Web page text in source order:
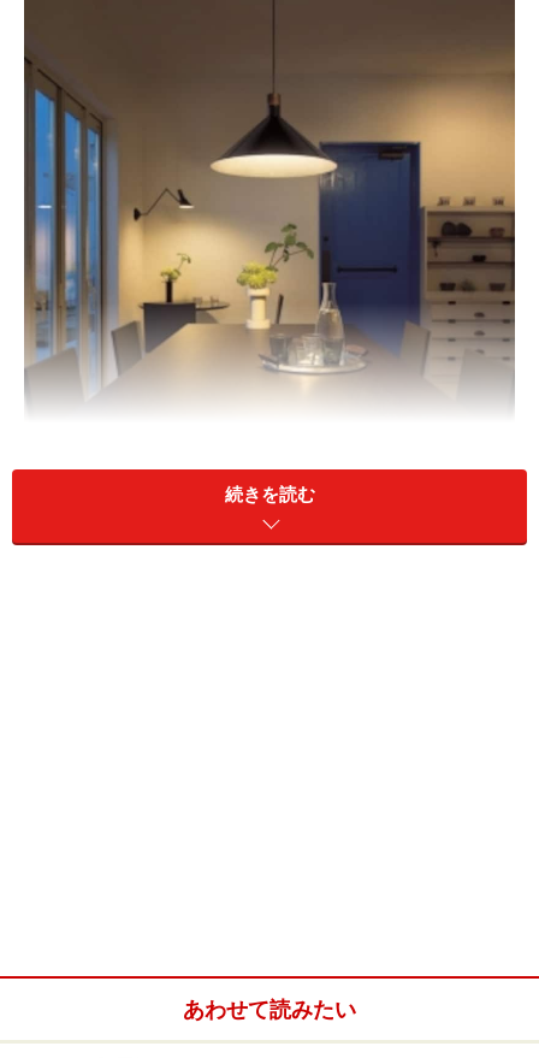
LED照明には、光の波長をコントロールし、太陽光のような
表現力をもつあかりもあります。素材本来の質感や透明感を
再現するので、いつもの料理も一段とおいしく見えそう。
という声を聞きます。また、キッチンでは「食材の色や
鮮度を判断しにくい」、ダイニングでは「料理がおいし
そうに見えない」といった不満も。
続きを読む
あわせて読みたい